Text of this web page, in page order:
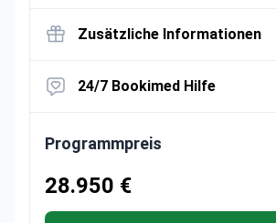
Zusätzliche Informationen
24/7 Bookimed Hilfe
Programmpreis
28.950 €